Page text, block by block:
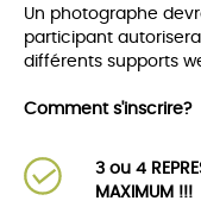
Un photographe
participant
différents supports
Comment s'inscrire?
3 ou 4
MAXIMUM !!!